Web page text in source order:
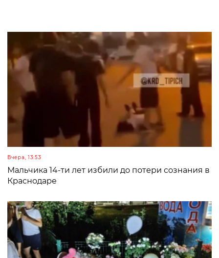
Вчера, 13:53
Мальчика 14-ти лет избили до потери сознания в
Краснодаре